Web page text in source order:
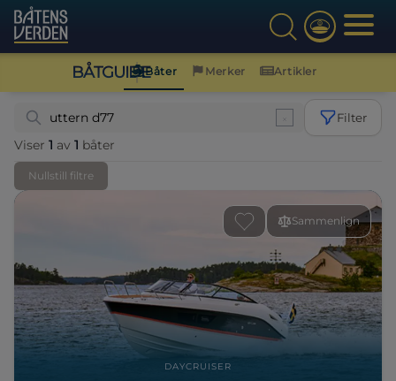
BÅTGUIDEBåter Merker Artikler
Filter
Viser 1 av 1 båter
Nullstill filtre
Sammenlign
DAYCRUISER